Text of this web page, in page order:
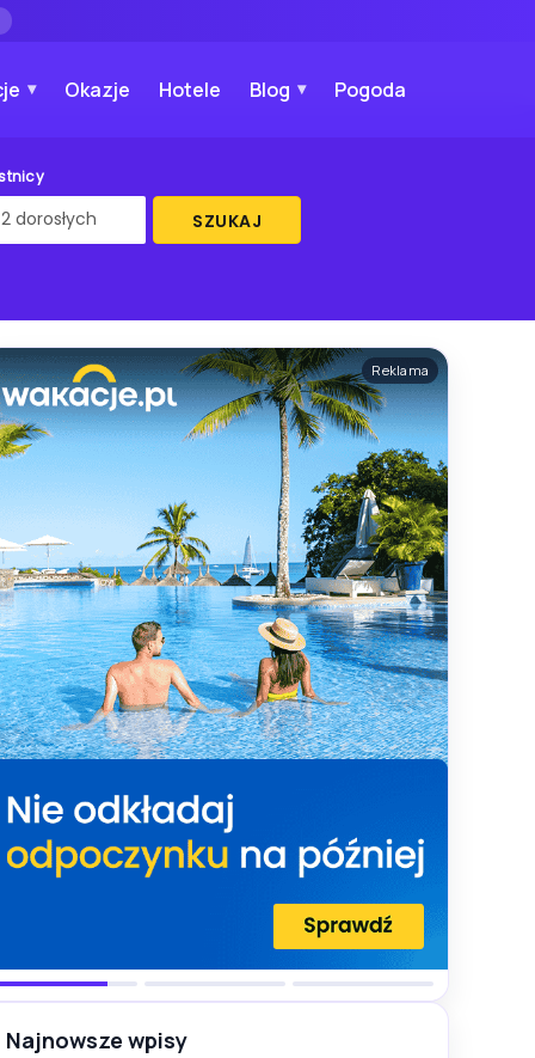
Okazje Hotele Blog Pogoda
SZUKAJ
Reklama
Najnowsze wpisy